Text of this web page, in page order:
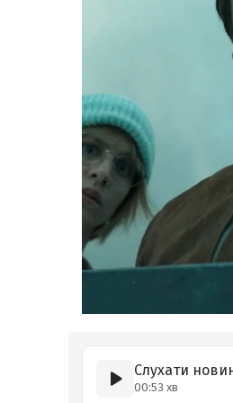
Слухати
00:53 хв